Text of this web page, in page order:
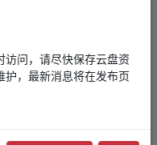
问，请尽快保存云盘资
，最新消息将在发布页